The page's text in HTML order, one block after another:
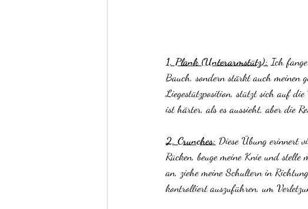
1. Plank (Unterarmstütz): Ich
Bauch, sondern stärkt auch meinen
Liegestützposition, stützt sich auf
ist härter, als es aussieht, aber die
2. Crunches: Diese Übung erinnert
Rücken, beuge meine Knie und
an, ziehe meine Schultern in
kontrolliert auszuführen, um